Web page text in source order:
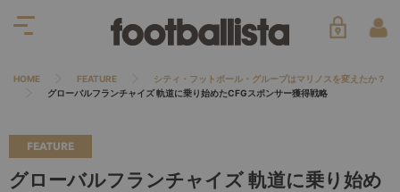
HOME FEATURE
シティ・フットボール・グループはマリノスを変えたか？
グローバルフランチャイズ 軌道に乗り始めたCFGスポンサー獲得戦略
FEATURE
グローバルフランチャイズ 軌道に乗り始め